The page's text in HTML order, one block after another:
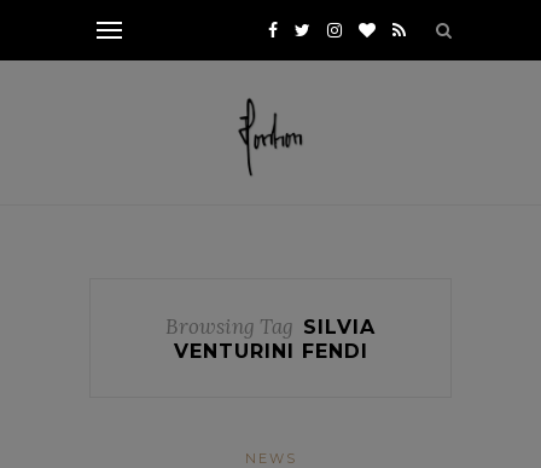
Browsing Tag SILVIA
VENTURINI FENDI
NEWS